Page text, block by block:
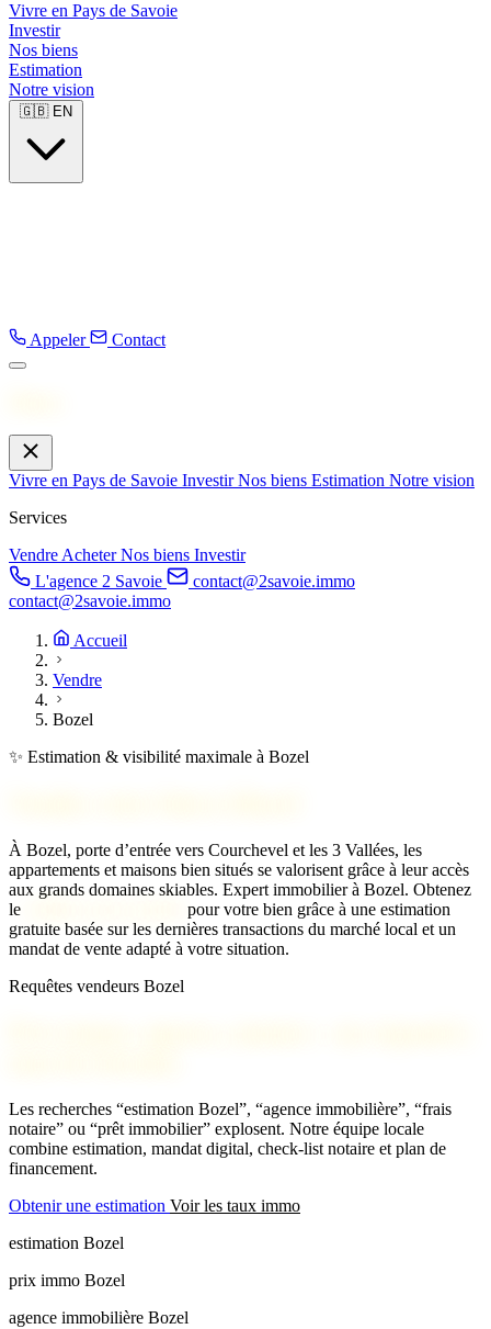
Vivre en Pays de Savoie
Investir
Nos biens
Estimation
Notre vision
🇬🇧 EN
Appeler Contact
Vivre en Pays de Savoie InvestirNos biens Estimation Notre vision
Services
VendreAcheterNos biens Investir
L'agence 2 Savoie
contact@2savoie.immo
contact@2savoie.immo
Accueil
Vendre
Bozel
✨ Estimation & visibilité maximale à Bozel
À Bozel, porte d’entrée vers Courchevel et les 3 Vallées, les
appartements et maisons bien situés se valorisent grâce à leur accès
aux grands domaines skiables. Expert immobilier à Bozel. Obtenez
le
pour votre bien grâce à une estimation
gratuite basée sur les dernières transactions du marché local et un
mandat de vente adapté à votre situation.
Requêtes vendeurs Bozel
Les recherches “estimation Bozel”, “agence immobilière”, “frais
notaire” ou “prêt immobilier” explosent. Notre équipe locale
combine estimation, mandat digital, check-list notaire et plan de
financement.
Obtenir une estimation Voir les taux immo
estimation Bozel
prix immo Bozel
agence immobilière Bozel